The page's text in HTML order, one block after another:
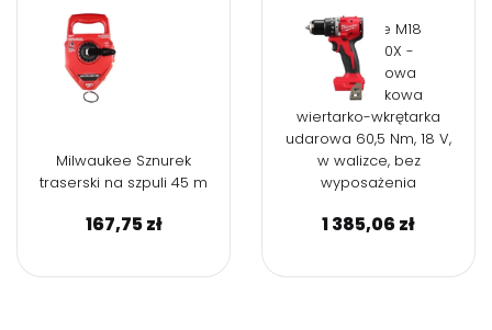
Milwaukee Sznurek
traserski na szpuli 45 m
167,75zł
Milwaukee M18
BLPDRC-0X -
Kompaktowa
bezszczotkowa
wiertarko-wkrętarka
udarowa 60,5 Nm, 18 V,
w walizce, bez
wyposażenia
1 385,06zł